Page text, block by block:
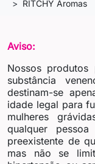
RITCHY Aromas
Aviso:
Nossos
substância
destinam-se
idade legal para
mulheres
qualquer
preexistente de
mas não se